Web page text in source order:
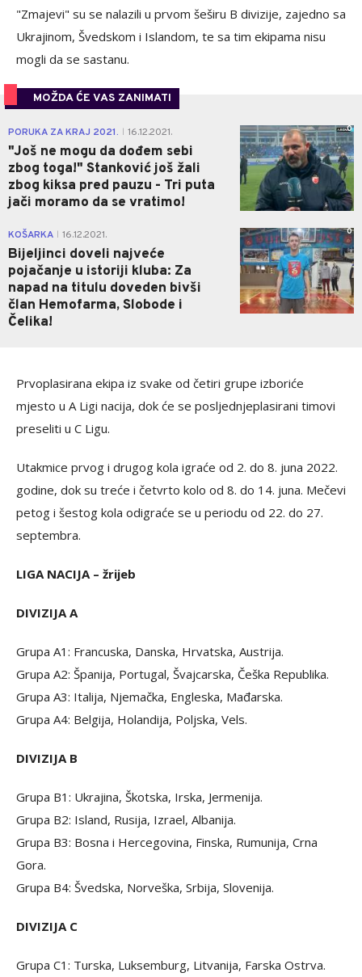
"Zmajevi" su se nalazili u prvom šeširu B divizije, zajedno sa
Ukrajinom, Švedskom i Islandom, te sa tim ekipama nisu
mogli da se sastanu.
MOŽDA ĆE VAS ZANIMATI
PORUKA ZA KRAJ 2021. 16.12.2021.
"Još ne mogu da dođem sebi
zbog toga!" Stanković još žali
zbog kiksa pred pauzu - Tri puta
jači moramo da se vratimo!
0
KOŠARKA 16.12.2021.
Bijeljinci doveli najveće
pojačanje u istoriji kluba: Za
napad na titulu doveden bivši
član Hemofarma, Slobode i
Čelika!
0
Prvoplasirana ekipa iz svake od četiri grupe izboriće
mjesto u A Ligi nacija, dok će se posljednjeplasirani timovi
preseliti u C Ligu.
Utakmice prvog i drugog kola igraće od 2. do 8. juna 2022.
godine, dok su treće i četvrto kolo od 8. do 14. juna. Mečevi
petog i šestog kola odigraće se u periodu od 22. do 27.
septembra.
LIGA NACIJA – žrijeb
DIVIZIJA A
Grupa A1: Francuska, Danska, Hrvatska, Austrija.
Grupa A2: Španija, Portugal, Švajcarska, Češka Republika.
Grupa A3: Italija, Njemačka, Engleska, Mađarska.
Grupa A4: Belgija, Holandija, Poljska, Vels.
DIVIZIJA B
Grupa B1: Ukrajina, Škotska, Irska, Jermenija.
Grupa B2: Island, Rusija, Izrael, Albanija.
Grupa B3: Bosna i Hercegovina, Finska, Rumunija, Crna
Gora.
Grupa B4: Švedska, Norveška, Srbija, Slovenija.
DIVIZIJA C
Grupa C1: Turska, Luksemburg, Litvanija, Farska Ostrva.